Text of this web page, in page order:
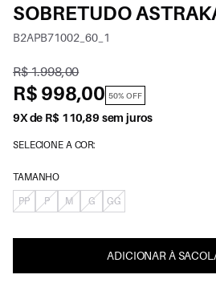
SOBRETUDO
B2APB71002_60_1
R$ 1.998,00
R$ 998,00 50% OFF
9X de R$ 110,89 sem juros
SELECIONE A COR:
TAMANHO
PP
P M G GG
ADICIONAR À